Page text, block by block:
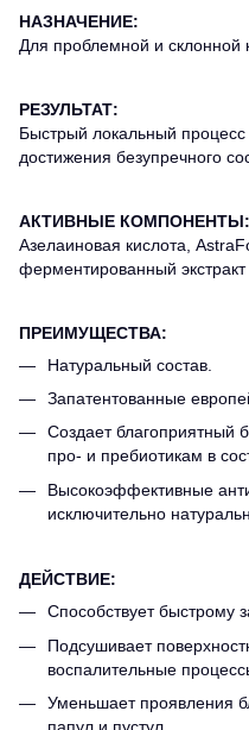
НАЗНАЧЕНИЕ:
Для проблемной и склонной
РЕЗУЛЬТАТ:
Быстрый локальный
достижения безупречного
АКТИВНЫЕ КОМПОНЕНТЫ:
Азелаиновая кислота,
ферментированный экстракт
ПРЕИМУЩЕСТВА:
Натуральный состав.
Запатентованные
Создает благоприятный
про- и пребиотикам в
Высокоэффективные
исключительно
ДЕЙСТВИЕ:
Способствует быстрому
Подсушивает
воспалительные
Уменьшает проявления